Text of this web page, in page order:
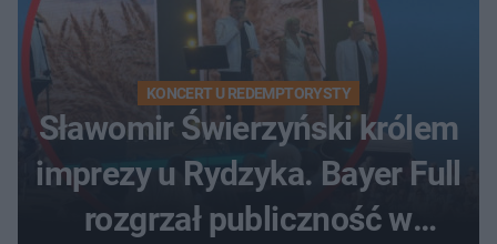
KONCERT U REDEMPTORYSTY
Sławomir Świerzyński królem
imprezy u Rydzyka. Bayer Full
rozgrzał publiczność w